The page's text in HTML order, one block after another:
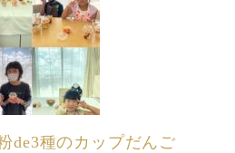
de3種のカップだんご